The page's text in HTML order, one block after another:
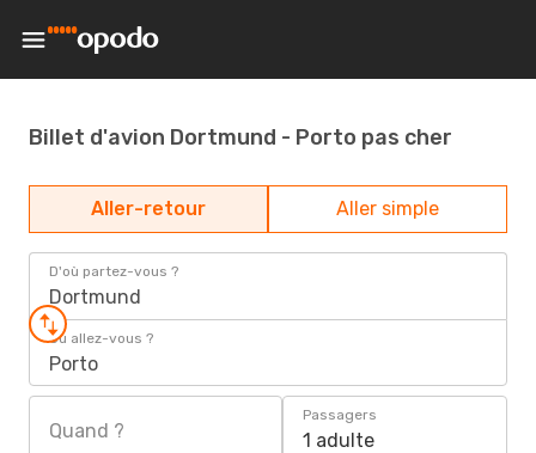
Billet d'avion Dortmund - Porto pas cher
Aller-retour Aller simple
D'où partez-vous ?
Dortmund
Où allez-vous ?
Porto
Quand ?
Passagers
1 adulte